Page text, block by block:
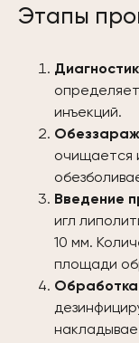
Этапы
инъекций.
очищается
Введение
игл
10 мм.
площади
Обработка